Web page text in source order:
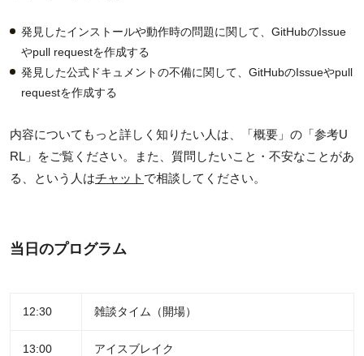
発見したインストールや動作時の問題に関して、GitHubのIssue
やpull requestを作成する
発見した公式ドキュメントの不備に関して、GitHubのIssueやpull
requestを作成する
内容についてもっと詳しく知りたい人は、「概要」の「参考U
RL」をご覧ください。また、質問したいこと・不安なことがあ
る、という人はチャット で相談してください。
当日のプログラム
12:30 雑談タイム（開場）
13:00 アイスブレイク